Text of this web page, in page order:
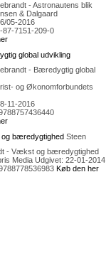
- Astronautens blik
& Dalgaard
05-2016
87-7151-209-0
- Bæredygtig global
og Økonomforbundets
11-2016
Steen
- Vækst og bæredygtighed
Media Udgivet: 22-01-2014
Køb den her